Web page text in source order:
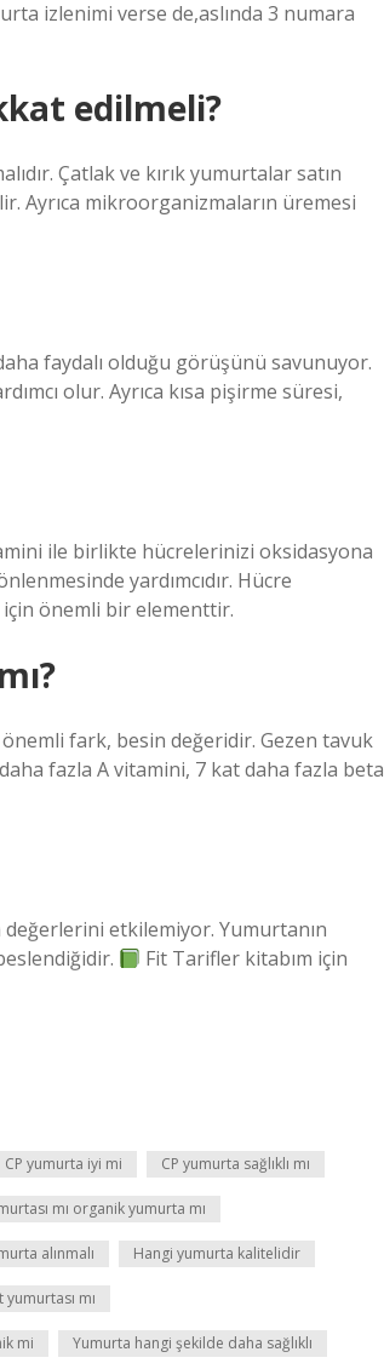
izlenimi verse de,aslında 3 numara
edilmeli?
Çatlak ve kırık yumurtalar satın
Ayrıca mikroorganizmaların üremesi
faydalı olduğu görüşünü savunuyor.
olur. Ayrıca kısa pişirme süresi,
ile birlikte hücrelerinizi oksidasyona
yardımcıdır. Hücre
için önemli bir elementtir.
fark, besin değeridir. Gezen tavuk
fazla A vitamini, 7 kat daha fazla beta
etkilemiyor. Yumurtanın
Fit Tarifler kitabım için
CP yumurta iyi mi CP yumurta sağlıklı mı
mı organik yumurta mı
alınmalı Hangi yumurta kalitelidir
mı
mi Yumurta hangi şekilde daha sağlıklı